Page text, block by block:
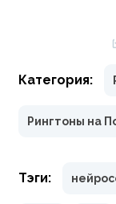
Категория:
Рингтоны на
Тэги: